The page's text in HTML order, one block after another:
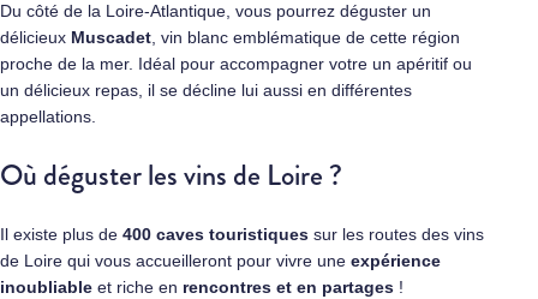
Du côté de la Loire-Atlantique, vous pourrez déguster un
délicieux Muscadet, vin blanc emblématique de cette région
proche de la mer. Idéal pour accompagner votre un apéritif ou
un délicieux repas, il se décline lui aussi en différentes
appellations.
Où déguster les vins de Loire ?
Il existe plus de 400 caves touristiques sur les routes des vins
de Loire qui vous accueilleront pour vivre une expérience
inoubliable et riche en rencontres et en partages !